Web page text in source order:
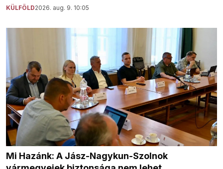
KÜLFÖLD2026. aug. 9. 10:05
Mi Hazánk: A Jász-Nagykun-Szolnok